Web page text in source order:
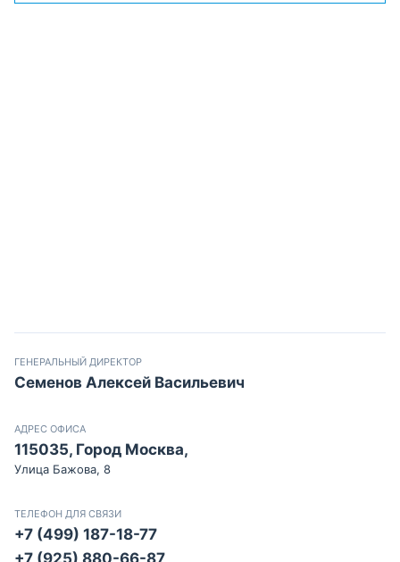
ГЕНЕРАЛЬНЫЙ ДИРЕКТОР
Семенов Алексей Васильевич
АДРЕС ОФИСА
115035, Город Москва,
Улица Бажова, 8
ТЕЛЕФОН ДЛЯ СВЯЗИ
+7 (499) 187-18-77
+7 (925) 880-66-87